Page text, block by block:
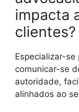
impacta
clientes?
Especializar-
comunicar-se
autoridade,
alinhados ao